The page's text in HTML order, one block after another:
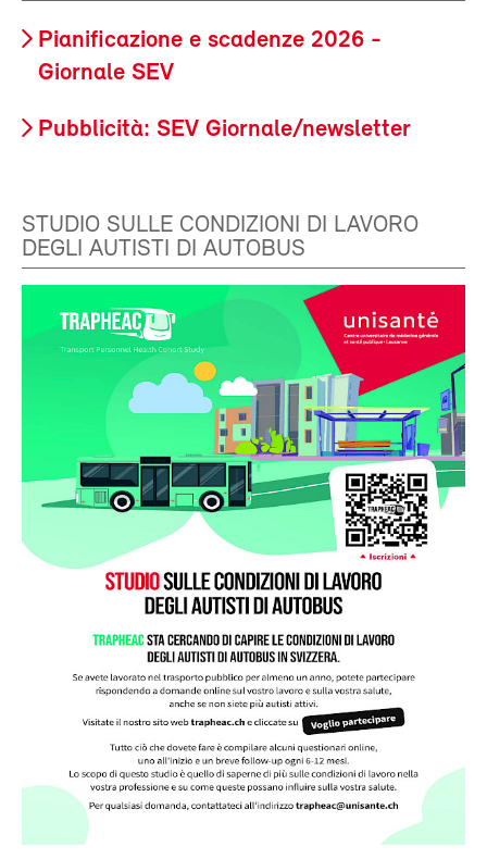
Pianificazione e scadenze 2026 -
Giornale SEV
Pubblicità: SEV Giornale/newsletter
STUDIO SULLE CONDIZIONI DI LAVORO
DEGLI AUTISTI DI AUTOBUS